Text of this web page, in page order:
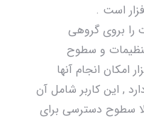
است .
را بروی گروهی
و سطوح
امکان انجام آنها
, این کاربر شامل آن
سطوح دسترسی برای